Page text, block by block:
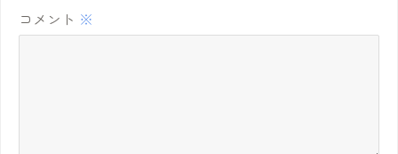
コメント ※